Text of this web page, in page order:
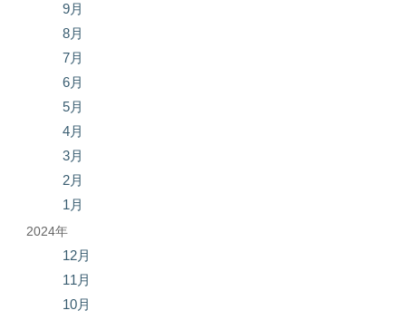
9月
8月
7月
6月
5月
4月
3月
2月
1月
2024年
12月
11月
10月